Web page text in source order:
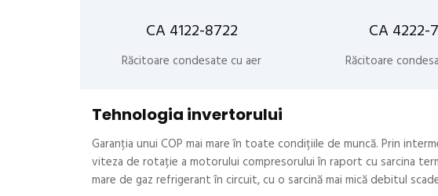
CA 4122-8722
Răcitoare condesate cu aer
CA 4222-
Răcitoare
Tehnologia invertorului
Garanția unui COP mai mare în toate condițiile de muncă. Prin
viteza de rotație a motorului compresorului în raport cu sarcina
mare de gaz refrigerant în circuit, cu o sarcină mai mică debitul